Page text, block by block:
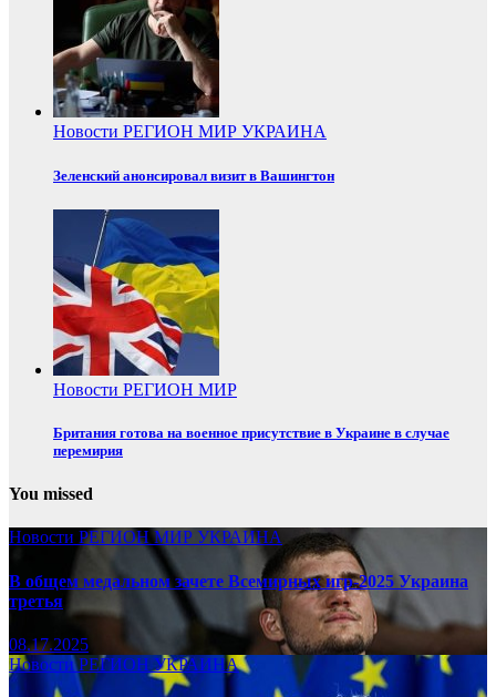
Новости РЕГИОН МИР УКРАИНА
Зеленский анонсировал визит в Вашингтон
Новости РЕГИОН МИР
Британия готова на военное присутствие в Украине в случае
перемирия
You missed
Новости РЕГИОНМИР УКРАИНА
В общем медальном зачете Всемирных игр-2025 Украина
третья
08.17.2025
НовостиРЕГИОНУКРАИНА